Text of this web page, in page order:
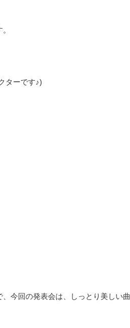
ターです♪)
今回の発表会は、しっとり美しい曲